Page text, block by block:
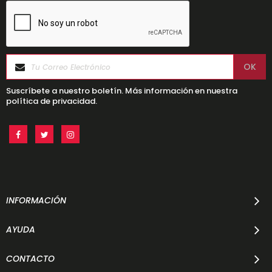
Suscríbete a nuestro boletín. Más información en nuestra
política de privacidad.
INFORMACIÓN
AYUDA
CONTACTO